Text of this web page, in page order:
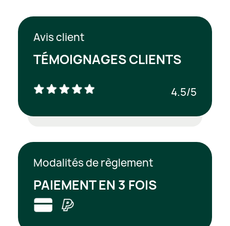
Avis client
TÉMOIGNAGES CLIENTS
4.5/5
Modalités de règlement
PAIEMENT EN 3 FOIS